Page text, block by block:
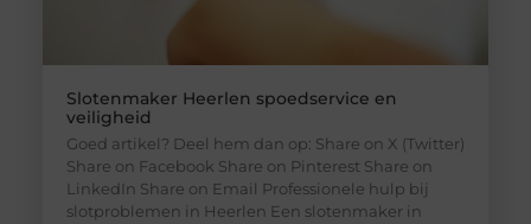
Slotenmaker Heerlen spoedservice en
veiligheid
Goed artikel? Deel hem dan op: Share on X (Twitter)
Share on Facebook Share on Pinterest Share on
LinkedIn Share on Email Professionele hulp bij
slotproblemen in Heerlen Een slotenmaker in